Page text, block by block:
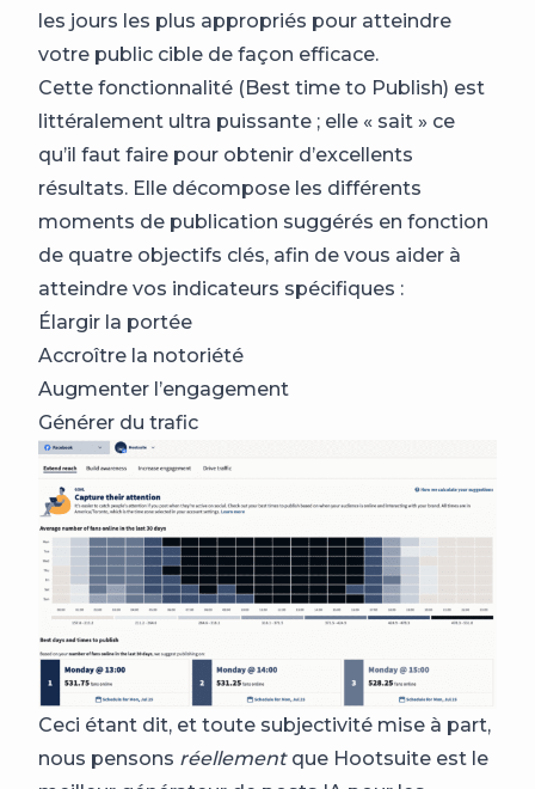
les jours les plus appropriés pour atteindre
votre public cible de façon efficace.
Cette fonctionnalité (Best time to Publish) est
littéralement ultra puissante ; elle « sait » ce
qu’il faut faire pour obtenir d’excellents
résultats. Elle décompose les différents
moments de publication suggérés en fonction
de quatre objectifs clés, afin de vous aider à
atteindre vos indicateurs spécifiques :
Élargir la portée
Accroître la notoriété
Augmenter l’engagement
Générer du trafic
Ceci étant dit, et toute subjectivité mise à part,
nous pensons réellementque Hootsuite est le